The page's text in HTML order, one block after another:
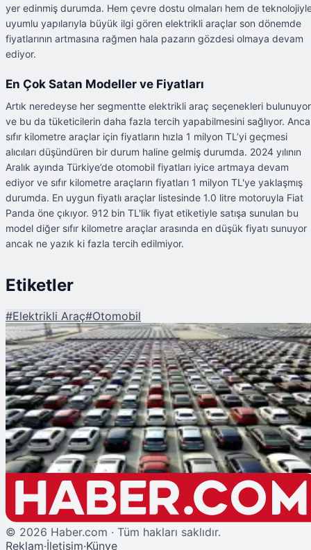
yer edinmiş durumda. Hem çevre dostu olmaları hem de
uyumlu yapılarıyla büyük ilgi gören elektrikli araçlar son dönemde
fiyatlarının artmasına rağmen hala pazarın gözdesi olmaya devam
ediyor.
En Çok Satan Modeller ve Fiyatları
Artık neredeyse her segmentte elektrikli araç seçenekleri bulunuyor
ve bu da tüketicilerin daha fazla tercih yapabilmesini sağlıyor.
sıfır kilometre araçlar için fiyatların hızla 1 milyon TL’yi geçmesi
alıcıları düşündüren bir durum haline gelmiş durumda. 2024 yılının
Aralık ayında Türkiye’de otomobil fiyatları iyice artmaya devam
ediyor ve sıfır kilometre araçların fiyatları 1 milyon TL'ye yaklaşmış
durumda. En uygun fiyatlı araçlar listesinde 1.0 litre motoruyla Fiat
Panda öne çıkıyor. 912 bin TL'lik fiyat etiketiyle satışa sunulan bu
model diğer sıfır kilometre araçlar arasında en düşük fiyatı sunuyor
ancak ne yazık ki fazla tercih edilmiyor.
Etiketler
#Elektrikli Araç#Otomobil
Şu An Okunan
Otomobil Fiyatları 1 Milyon TL'ye Dayandı! Elektrikli Araçlar Alıcıların
Gözdesi Oldu
© 2026 Haber.com · Tüm hakları saklıdır.
Reklam·İletişim·Künye